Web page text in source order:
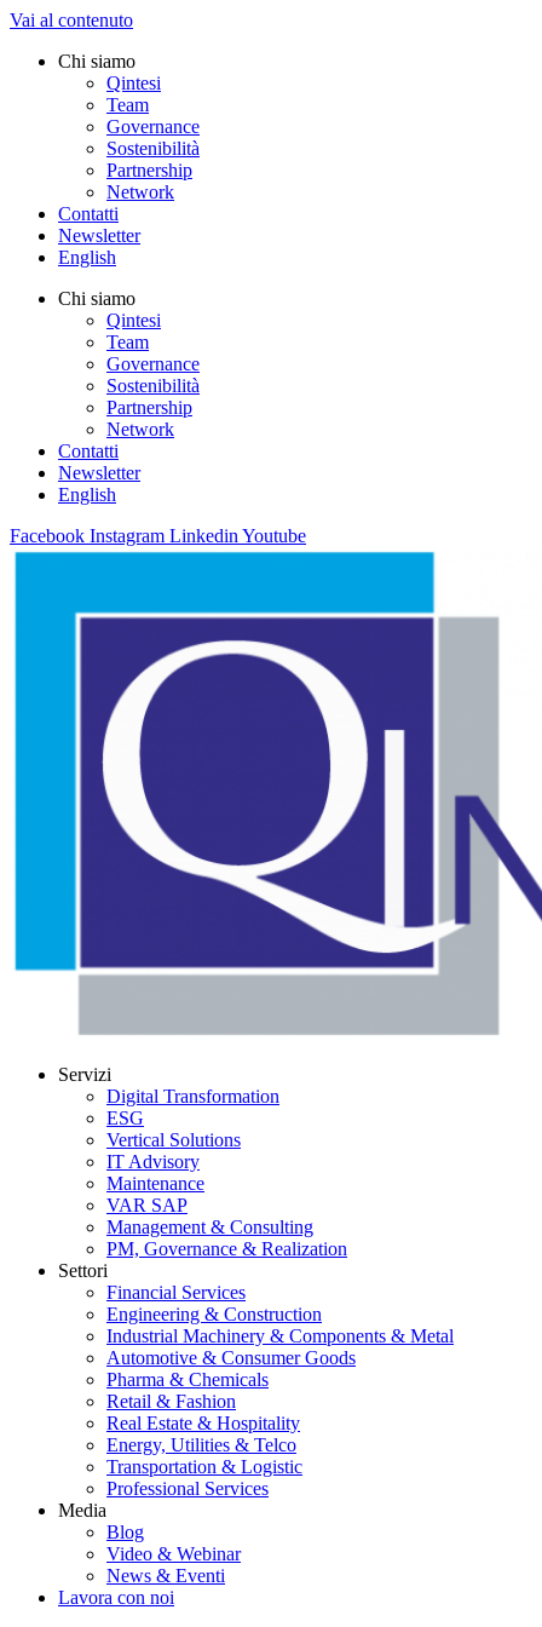
Vai al contenuto
Chi siamo
Qintesi
Team
Governance
Sostenibilità
Partnership
Network
Contatti
Newsletter
English
Chi siamo
Qintesi
Team
Governance
Sostenibilità
Partnership
Network
Contatti
Newsletter
English
Facebook Instagram Linkedin Youtube
Servizi
Digital Transformation
ESG
Vertical Solutions
IT Advisory
Maintenance
VAR SAP
Management & Consulting
PM, Governance & Realization
Settori
Financial Services
Engineering & Construction
Industrial Machinery & Components & Metal
Automotive & Consumer Goods
Pharma & Chemicals
Retail & Fashion
Real Estate & Hospitality
Energy, Utilities & Telco
Transportation & Logistic
Professional Services
Media
Blog
Video & Webinar
News & Eventi
Lavora con noi